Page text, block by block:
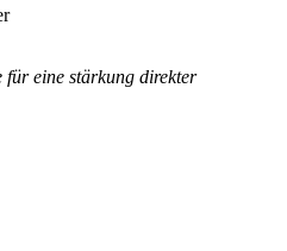
eine stärkung direkter